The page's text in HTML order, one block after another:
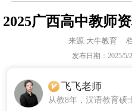
2025广西高中教师
来源:大牛教育
发布日期：2025/5/
飞飞老师
从教8年，汉语教育硕